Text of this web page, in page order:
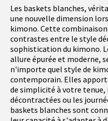
Les baskets blanches,
une nouvelle dimension
kimono. Cette
contrastes entre le style
sophistication du kimono.
allure épurée et moderne,
n'importe quel style de
contemporain. Elles
de simplicité à votre tenue,
décontractées ou les
baskets blanches sont